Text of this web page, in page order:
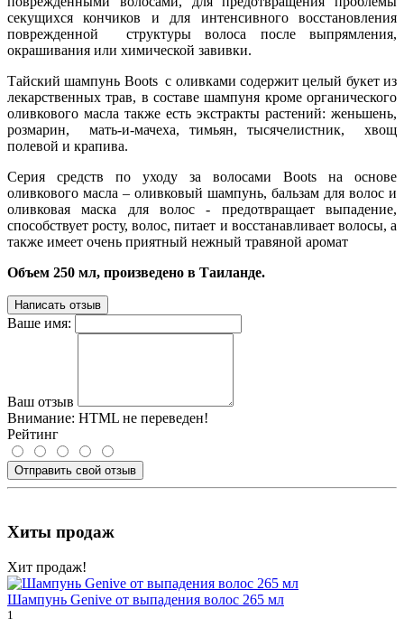
секущихся кончиков и для интенсивного восстановления
поврежденной структуры волоса после выпрямления,
окрашивания или химической завивки.
Тайский шампунь Boots с оливками содержит целый букет из
лекарственных трав, в составе шампуня кроме органического
оливкового масла также есть экстракты растений: женьшень,
розмарин, мать-и-мачеха, тимьян, тысячелистник, хвощ
полевой и крапива.
Серия средств по уходу за волосами Boots на основе
оливкового масла – оливковый шампунь, бальзам для волос и
оливковая маска для волос - предотвращает выпадение,
способствует росту, волос, питает и восстанавливает волосы, а
также имеет очень приятный нежный травяной аромат
Объем 250 мл, произведено в Таиланде.
Написать отзыв
Ваше имя:
Ваш отзыв
Внимание: HTML не переведен!
Рейтинг
Отправить свой отзыв
Хиты продаж
Хит продаж!
Шампунь Genive от выпадения волос 265 мл
1